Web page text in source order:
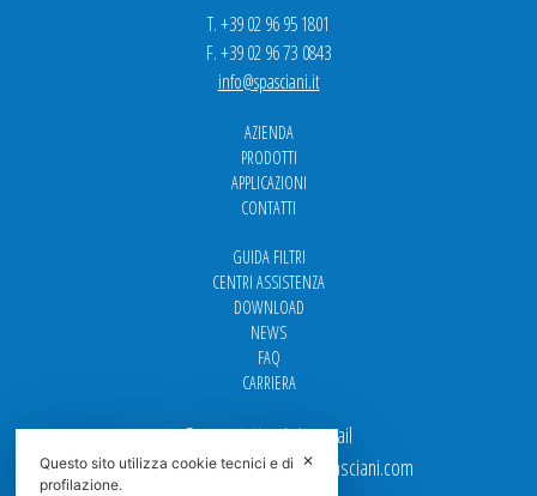
T. +39 02 96 95 1801
F. +39 02 96 73 0843
info@spasciani.it
AZIENDA
PRODOTTI
APPLICAZIONI
CONTATTI
GUIDA FILTRI
CENTRI ASSISTENZA
DOWNLOAD
NEWS
FAQ
CARRIERA
Per contattarci via email
Ufficio Vendite: italy.sales@spasciani.com
✕
Questo sito utilizza cookie tecnici e di
profilazione.